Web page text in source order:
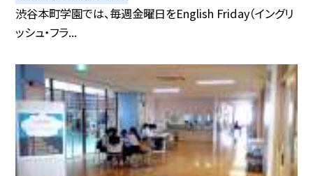
渋谷本町学園では、毎週金曜日をEnglish Friday（イングリ
ッシュ・フラ...